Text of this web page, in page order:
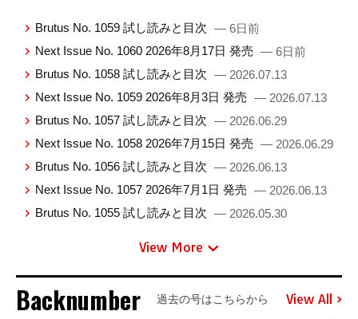
Brutus No. 1059 試し読みと目次 — 6日前
Next Issue No. 1060 2026年8月17日 発売 — 6日前
Brutus No. 1058 試し読みと目次 — 2026.07.13
Next Issue No. 1059 2026年8月3日 発売 — 2026.07.13
Brutus No. 1057 試し読みと目次 — 2026.06.29
Next Issue No. 1058 2026年7月15日 発売 — 2026.06.29
Brutus No. 1056 試し読みと目次 — 2026.06.13
Next Issue No. 1057 2026年7月1日 発売 — 2026.06.13
Brutus No. 1055 試し読みと目次 — 2026.05.30
View More
Backnumber 過去の号はこちらから View All